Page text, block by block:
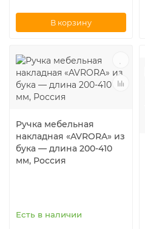
В корзину
Ручка мебельная
накладная «AVRORA» из
бука — длина 200-410
мм, Россия
Есть в наличии